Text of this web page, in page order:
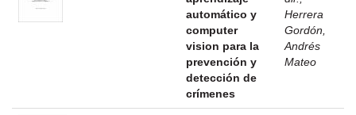
automático y
computer
vision para la
prevención y
detección de
crímenes
Herrera
Gordón,
Andrés
Mateo